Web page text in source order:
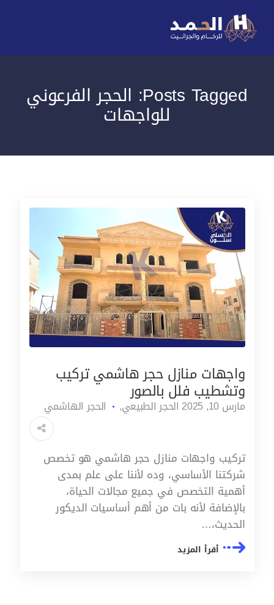
Posts Tagged: الحجر الفرعوني
للواجهات
واجهات منازل حجر هاشمي تركيب
وتشطيب فلل بالصور
مارس 10, 2025 الحجر الطبيعي الحجر الهاشمي
تركيب واجهات منازل حجر هاشمي هو تخصص
شركتنا الأساسي، وده لأننا على علم بمدى
أهمية التخصص في جميع مجالات الحياة،
بالإضافة لأنه بات من أهم أساسيات الديكور
الحديث،…
أقرأ المزيد